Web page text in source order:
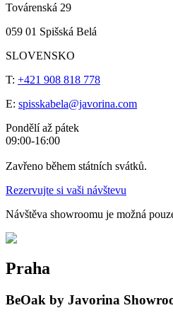
Továrenská 29
059 01 Spišská Belá
SLOVENSKO
T: +421 908 818 778
E: spisskabela@javorina.com
Pondělí až pátek
09:00-16:00
Zavřeno během státních svátků.
Rezervujte si vaši návštevu
Návštěva showroomu je možná
Praha
BeOak by Javorina